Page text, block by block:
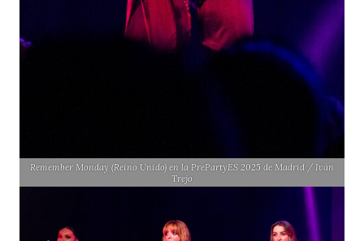
Remember Monday (Reino Unido) en la PrePartyES 2025 de Madrid / Iván
Trejo